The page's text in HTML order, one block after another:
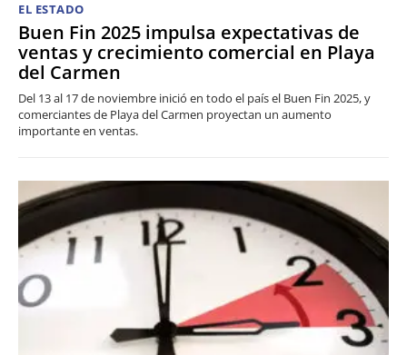
EL ESTADO
Buen Fin 2025 impulsa expectativas de
ventas y crecimiento comercial en Playa
del Carmen
Del 13 al 17 de noviembre inició en todo el país el Buen Fin 2025, y
comerciantes de Playa del Carmen proyectan un aumento
importante en ventas.